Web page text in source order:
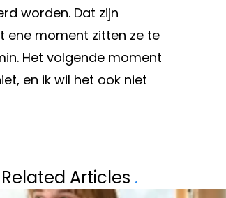
worden. Dat zijn
ene moment zitten ze te
Het volgende moment
en ik wil het ook niet
VEEL OUDERS
– EN DAT KAN
Related Articles .